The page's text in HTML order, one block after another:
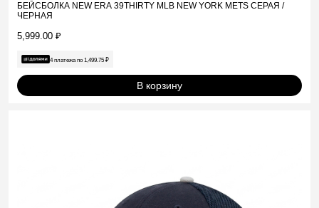
БЕЙСБОЛКА NEW ERA 39THIRTY MLB NEW YORK METS СЕРАЯ /
ЧЕРНАЯ
5,999.00 ₽
4 платежа по 1,499.75 ₽
В корзину